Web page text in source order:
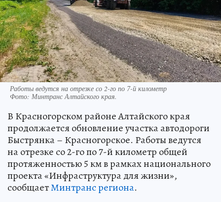
Работы ведутся на отрезке со 2-го по 7-й километр
Фото: Минтранс Алтайского края.
В Красногорском районе Алтайского края
продолжается обновление участка автодороги
Быстрянка – Красногорское. Работы ведутся
на отрезке со 2-го по 7-й километр общей
протяженностью 5 км в рамках национального
проекта «Инфраструктура для жизни»,
сообщаетМинтранс региона.